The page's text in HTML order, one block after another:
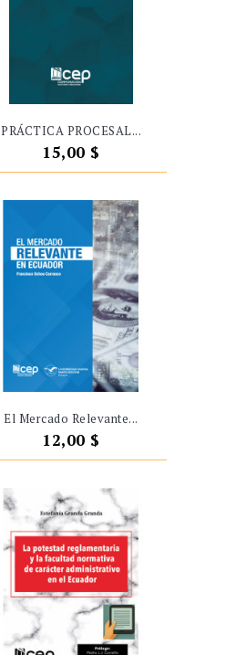
PRÁCTICA PROCESAL...
Precio
15,00 $
El Mercado Relevante...
Precio
12,00 $